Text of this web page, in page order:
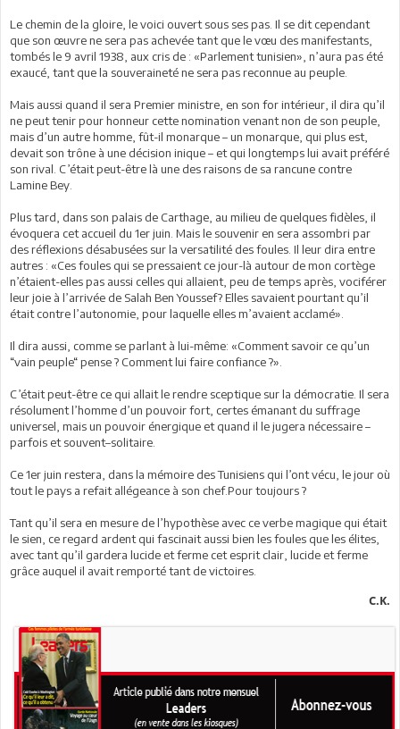
Le chemin de la gloire, le voici ouvert sous ses pas. Il se dit cependant
que son œuvre ne sera pas achevée tant que le vœu des manifestants,
tombés le 9 avril 1938, aux cris de : «Parlement tunisien», n’aura pas été
exaucé, tant que la souveraineté ne sera pas reconnue au peuple.
Mais aussi quand il sera Premier ministre, en son for intérieur, il dira qu’il
ne peut tenir pour honneur cette nomination venant non de son peuple,
mais d’un autre homme, fût-il monarque – un monarque, qui plus est,
devait son trône à une décision inique – et qui longtemps lui avait préféré
son rival. C’était peut-être là une des raisons de sa rancune contre
Lamine Bey.
Plus tard, dans son palais de Carthage, au milieu de quelques fidèles, il
évoquera cet accueil du 1er juin. Mais le souvenir en sera assombri par
des réflexions désabusées sur la versatilité des foules. Il leur dira entre
autres : «Ces foules qui se pressaient ce jour-là autour de mon cortège
n’étaient-elles pas aussi celles qui allaient, peu de temps après, vociférer
leur joie à l’arrivée de Salah Ben Youssef? Elles savaient pourtant qu’il
était contre l’autonomie, pour laquelle elles m’avaient acclamé».
Il dira aussi, comme se parlant à lui-même: «Comment savoir ce qu’un
“vain peuple“ pense ? Comment lui faire confiance ?».
C’était peut-être ce qui allait le rendre sceptique sur la démocratie. Il sera
résolument l’homme d’un pouvoir fort, certes émanant du suffrage
universel, mais un pouvoir énergique et quand il le jugera nécessaire –
parfois et souvent–solitaire.
Ce 1er juin restera, dans la mémoire des Tunisiens qui l’ont vécu, le jour où
tout le pays a refait allégeance à son chef.Pour toujours ?
Tant qu’il sera en mesure de l’hypothèse avec ce verbe magique qui était
le sien, ce regard ardent qui fascinait aussi bien les foules que les élites,
avec tant qu’il gardera lucide et ferme cet esprit clair, lucide et ferme
grâce auquel il avait remporté tant de victoires.
C.K.